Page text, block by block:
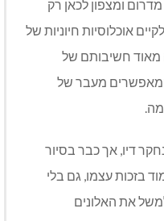
ומצפון לכאן רק
אוכלוסיות חיוניות של
מאוד חשיבותם של
המאפשרים מעבר של
דיו, אך כבר בסיור
בזכות עצמו, גם בלי
את האלונים